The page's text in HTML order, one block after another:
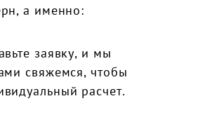
а именно:
заявку, и мы
свяжемся, чтобы
расчет.